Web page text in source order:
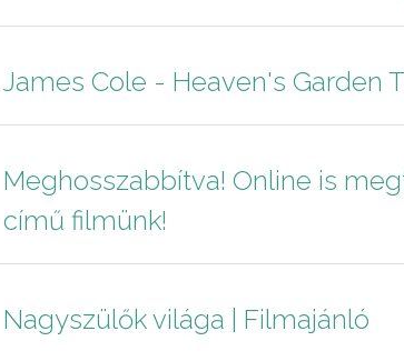
James Cole - Heaven's Garden
Meghosszabbítva! Online is
című filmünk!
Nagyszülők világa | Filmajánló